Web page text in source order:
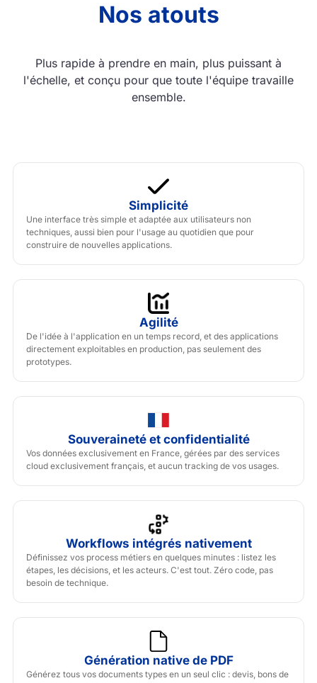
Nos atouts
Plus rapide à prendre en main, plus puissant à
l'échelle, et conçu pour que toute l'équipe travaille
ensemble.
Simplicité
Une interface très simple et adaptée aux utilisateurs non
techniques, aussi bien pour l'usage au quotidien que pour
construire de nouvelles applications.
Agilité
De l'idée à l'application en un temps record, et des applications
directement exploitables en production, pas seulement des
prototypes.
Souveraineté et confidentialité
Vos données exclusivement en France, gérées par des services
cloud exclusivement français, et aucun tracking de vos usages.
Workflows intégrés nativement
Définissez vos process métiers en quelques minutes : listez les
étapes, les décisions, et les acteurs. C'est tout. Zéro code, pas
besoin de technique.
Génération native de PDF
Générez tous vos documents types en un seul clic : devis, bons de